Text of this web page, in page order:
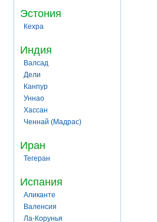
Эстония
Кехра
Индия
Валсад
Дели
Канпур
Уннао
Хассан
Ченнай (Мадрас)
Иран
Тегеран
Испания
Аликанте
Валенсия
Ла-Корунья